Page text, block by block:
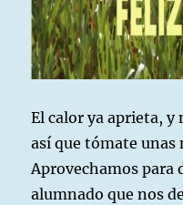
El calor ya aprieta, y
así que tómate unas
Aprovechamos para
alumnado que nos